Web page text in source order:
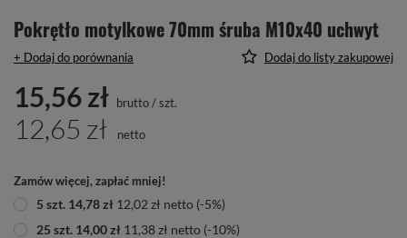
Pokrętło motylkowe 70mm śruba M10x40 uchwyt
+ Dodaj do porównania Dodaj do listy zakupowej
15,56 zł brutto/szt.
12,65 zł netto
Zamów więcej, zapłać mniej!
5 szt. 14,78 zł 12,02 zł netto (-5%)
25 szt. 14,00 zł 11,38 zł netto (-10%)